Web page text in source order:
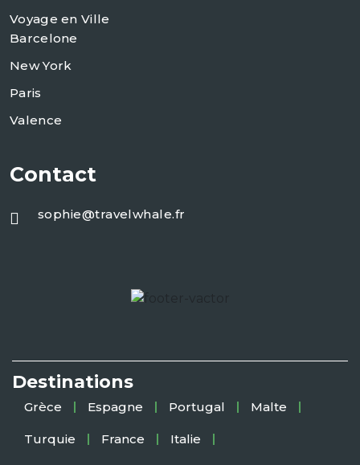
Voyage en Ville
Barcelone
New York
Paris
Valence
Contact
sophie@travelwhale.fr
Destinations
Grèce Espagne Portugal Malte
Turquie France Italie